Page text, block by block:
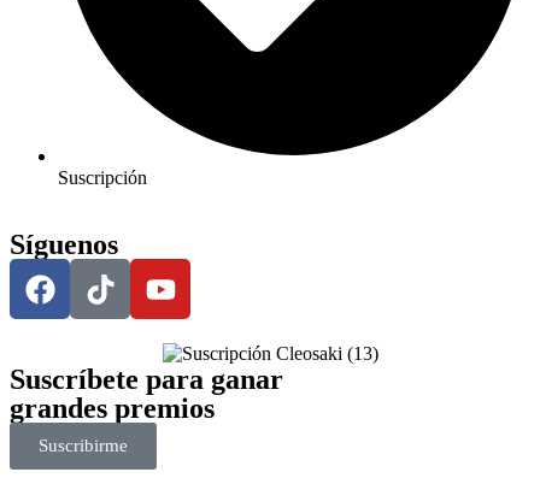
Suscripción
Síguenos
Suscríbete para ganar
grandes premios
Suscribirme